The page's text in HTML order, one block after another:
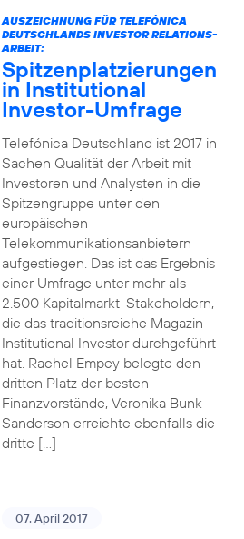
AUSZEICHNUNG FÜR TELEFÓNICA
DEUTSCHLANDS INVESTOR RELATIONS-
ARBEIT:
Spitzenplatzierungen
in Institutional
Investor-Umfrage
Telefónica Deutschland ist 2017 in
Sachen Qualität der Arbeit mit
Investoren und Analysten in die
Spitzengruppe unter den
europäischen
Telekommunikationsanbietern
aufgestiegen. Das ist das Ergebnis
einer Umfrage unter mehr als
2.500 Kapitalmarkt-Stakeholdern,
die das traditionsreiche Magazin
Institutional Investor durchgeführt
hat. Rachel Empey belegte den
dritten Platz der besten
Finanzvorstände, Veronika Bunk-
Sanderson erreichte ebenfalls die
dritte […]
07. April 2017